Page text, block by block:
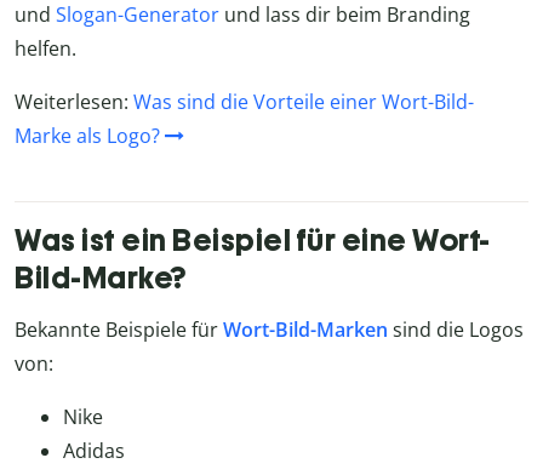
und Slogan-Generator und lass dir beim Branding
helfen.
Weiterlesen: Was sind die Vorteile einer Wort-Bild-
Marke als Logo?
Was ist ein Beispiel für eine Wort-
Bild-Marke?
Bekannte Beispiele fürWort-Bild-Marken sind die Logos
von:
Nike
Adidas